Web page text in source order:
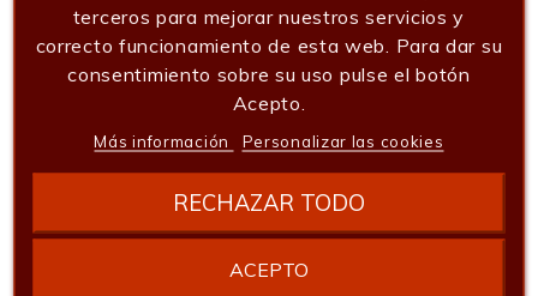
terceros para mejorar nuestros servicios y
correcto funcionamiento de esta web. Para dar su
consentimiento sobre su uso pulse el botón
Acepto.
Más información Personalizar las cookies
RECHAZAR TODO
ACEPTO